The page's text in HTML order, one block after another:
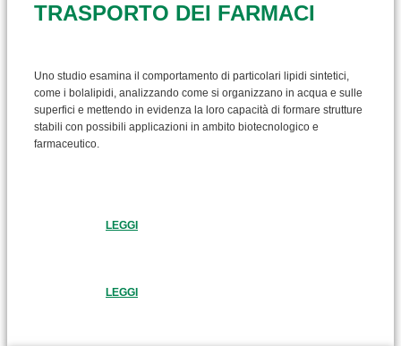
TRASPORTO DEI FARMACI
Uno studio esamina il comportamento di particolari lipidi sintetici,
come i bolalipidi, analizzando come si organizzano in acqua e sulle
superfici e mettendo in evidenza la loro capacità di formare strutture
stabili con possibili applicazioni in ambito biotecnologico e
farmaceutico.
LEGGI
LEGGI